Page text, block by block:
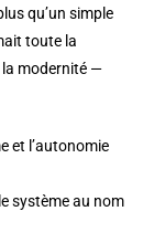
qu’un simple
toute la
la modernité —
et l’autonomie
système au nom